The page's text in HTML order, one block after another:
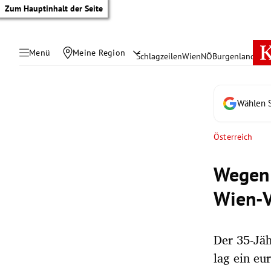
Zum Hauptinhalt der Seite
Menü Meine Region SchlagzeilenWienNÖBurgenland
Wählen
Österreich
Wien-
Der 35-
lag ein